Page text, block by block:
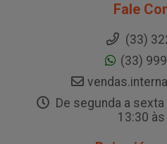
Fale
(33)
(33)
De segunda a
13:30